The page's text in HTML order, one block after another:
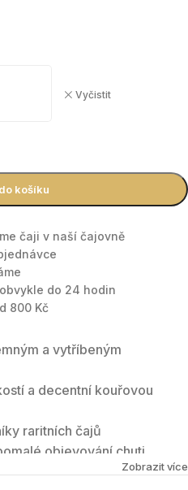
Vyčistit
košíku
čaji v naší čajovně
do 24 hodin
800 Kč
a vytříbeným
a decentní kouřovou
raritních čajů
objevování chuti
Zobrazit více